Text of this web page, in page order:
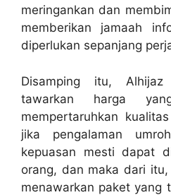
meringankan dan
memberikan jamaah
diperlukan sepanjang
Disamping itu, Alhijaz
tawarkan harga
mempertaruhkan
jika pengalaman
kepuasan mesti dapat
orang, dan maka dari
menawarkan paket yang